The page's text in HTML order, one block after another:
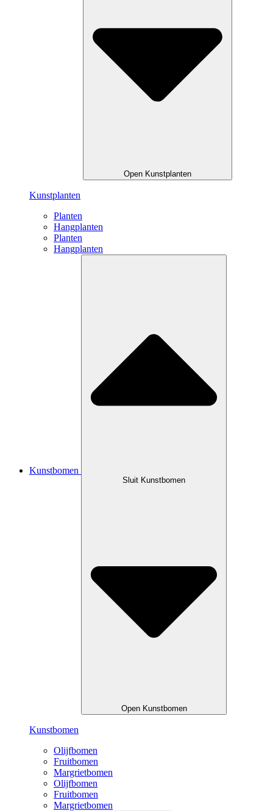
Open Kunstplanten
Kunstplanten
Planten
Hangplanten
Planten
Hangplanten
Kunstbomen
Sluit Kunstbomen
Open Kunstbomen
Kunstbomen
Olijfbomen
Fruitbomen
Margrietbomen
Olijfbomen
Fruitbomen
Margrietbomen